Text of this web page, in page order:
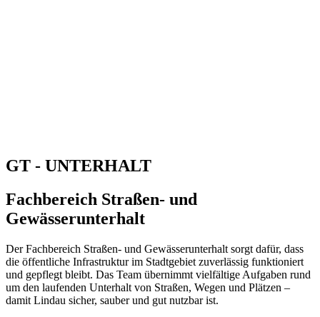
GT - UNTERHALT
Fachbereich Straßen- und
Gewässerunterhalt
Der Fachbereich Straßen- und Gewässerunterhalt sorgt dafür, dass
die öffentliche Infrastruktur im Stadtgebiet zuverlässig funktioniert
und gepflegt bleibt. Das Team übernimmt vielfältige Aufgaben rund
um den laufenden Unterhalt von Straßen, Wegen und Plätzen –
damit Lindau sicher, sauber und gut nutzbar ist.